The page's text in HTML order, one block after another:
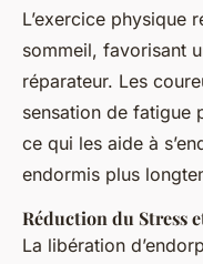
L’exercice physique
sommeil, favorisant
réparateur. Les
sensation de fatigue
ce qui les aide à
endormis plus
Réduction du Stress
La libération